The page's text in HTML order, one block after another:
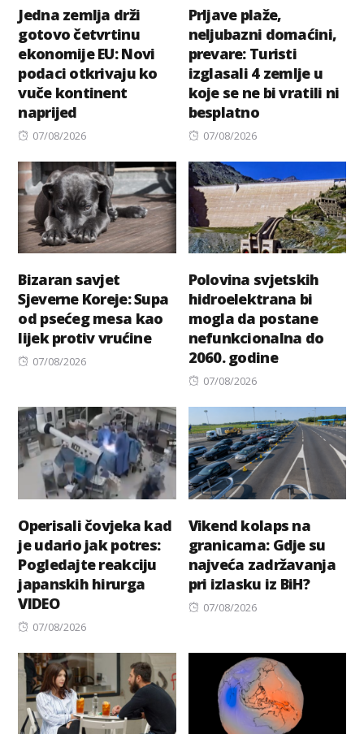
Jedna zemlja drži
gotovo četvrtinu
ekonomije EU: Novi
podaci otkrivaju ko
vuče kontinent
naprijed
Posted
07/08/2026
Prljave plaže,
neljubazni domaćini,
prevare: Turisti
izglasali 4 zemlje u
koje se ne bi vratili ni
besplatno
Posted
07/08/2026
Bizaran savjet
Sjeverne Koreje: Supa
od psećeg mesa kao
lijek protiv vrućine
Posted
07/08/2026
Polovina svjetskih
hidroelektrana bi
mogla da postane
nefunkcionalna do
2060. godine
Posted
07/08/2026
Operisali čovjeka kad
je udario jak potres:
Pogledajte reakciju
japanskih hirurga
VIDEO
Posted
07/08/2026
Vikend kolaps na
granicama: Gdje su
najveća zadržavanja
pri izlasku iz BiH?
Posted
07/08/2026